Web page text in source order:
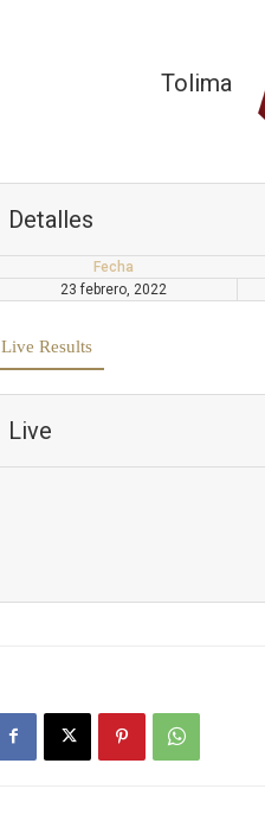
Tolima
Detalles
Fecha
23 febrero, 2022
Live Results
Live